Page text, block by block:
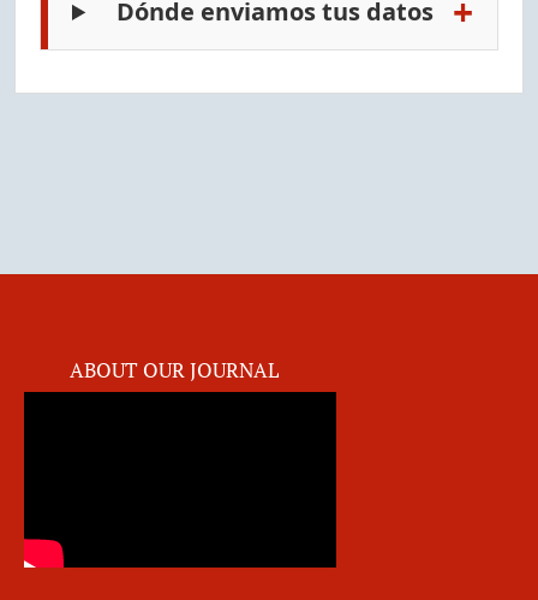
Dónde enviamos tus datos +
ABOUT OUR JOURNAL